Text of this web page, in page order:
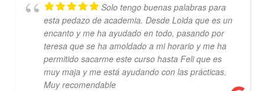
Solo tengo buenas palabras para
esta pedazo de academia. Desde Loida que es un
encanto y me ha ayudado en todo, pasando por
teresa que se ha amoldado a mi horario y me ha
permitido sacarme este curso hasta Feli que es
muy maja y me está ayudando con las prácticas.
Muy recomendable